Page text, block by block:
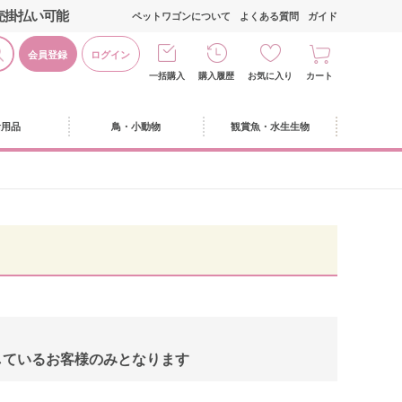
掛払い可能
会員登録 ログイン
ペットワゴンについて よくある質問 ガイド
一括購入 購入履歴 お気に入り カート
品 鳥・小動物 観賞魚・水生生物
いるお客様のみとなります